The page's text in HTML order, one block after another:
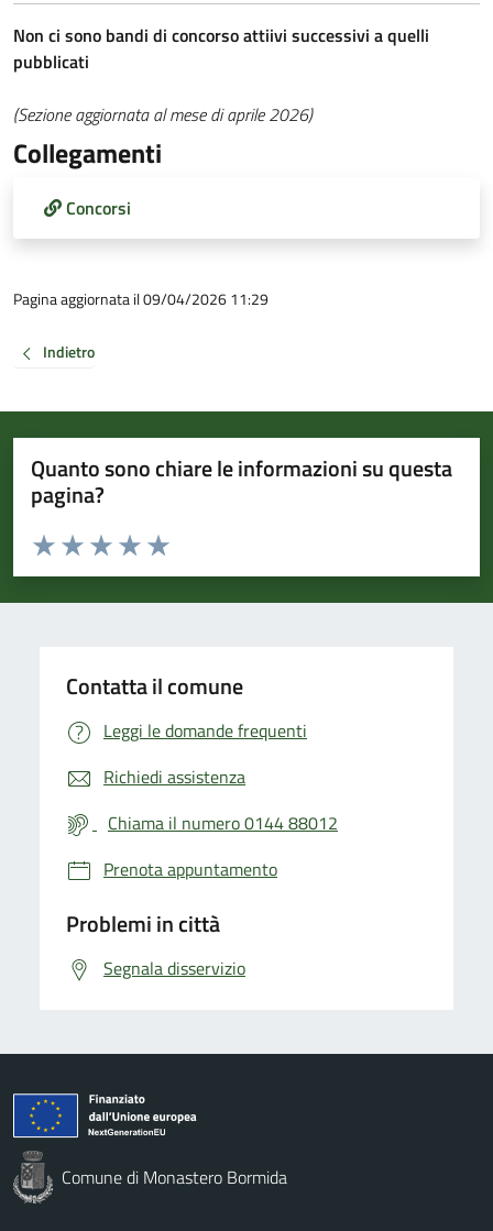
Non ci sono bandi di concorso attiivi successivi a quelli
pubblicati
(Sezione aggiornata al mese di aprile 2026)
Collegamenti
Concorsi
Pagina aggiornata il 09/04/2026 11:29
Indietro
Quanto sono chiare le informazioni su questa
pagina?
Valuta da 1 a 5 stelle la pagina
Valuta 5 stelle su 5
Valuta 4 stelle su 5
Valuta 3 stelle su 5
Valuta 2 stelle su 5
Valuta 1 stelle su 5
Contatta il comune
Leggi le domande frequenti
Richiedi assistenza
Chiama il numero 0144 88012
Prenota appuntamento
Problemi in città
Segnala disservizio
Comune di Monastero Bormida